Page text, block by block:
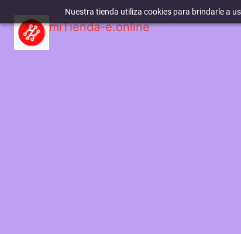
Nuestra tienda utiliza cookies para brindarle a
miTienda-e.online